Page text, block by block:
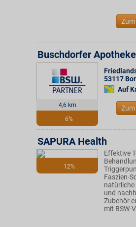
4,6 km
6%
Buschdorfer Apotheke
53117
Auf
12%
SAPURA Health
Effektive
Faszien-
und
Zubehör
mit BSW-